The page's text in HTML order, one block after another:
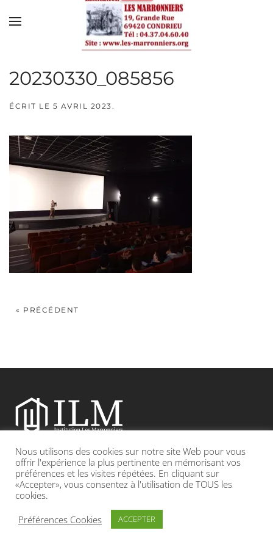
Skip to main content
20230330_085856
ÉCRIT LE 5 AVRIL 2023.
« PRÉCÉDENT
Etablissement catholique sous contrat d’association avec l’Etat
Adresse : 19, Grande rue 69420 CONDRIEU
INFOS LÉGALES POLITIQUE DE CONFIDENTIALITÉ
Nous utilisons des cookies sur notre site Web pour vous
offrir l'expérience la plus pertinente en mémorisant vos
préférences et les visites répétées. En cliquant sur
«Accepter», vous consentez à l'utilisation de TOUS les
cookies.
Préférences Cookies
ACCEPTER